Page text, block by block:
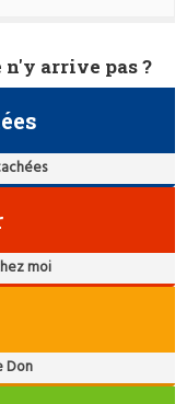
n'y arrive pas ?
moi
Don